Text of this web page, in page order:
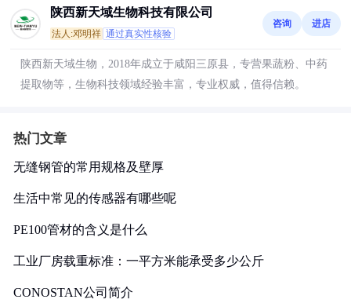
陕西新天域生物科技有限公司
法人:邓明祥 通过真实性核验
咨询 进店
陕西新天域生物，2018年成立于咸阳三原县，专营果蔬粉、中药
提取物等，生物科技领域经验丰富，专业权威，值得信赖。
热门文章
无缝钢管的常用规格及壁厚
生活中常见的传感器有哪些呢
PE100管材的含义是什么
工业厂房载重标准：一平方米能承受多少公斤
CONOSTAN公司简介